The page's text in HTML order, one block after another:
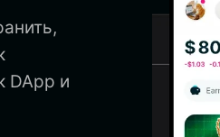
DApp и